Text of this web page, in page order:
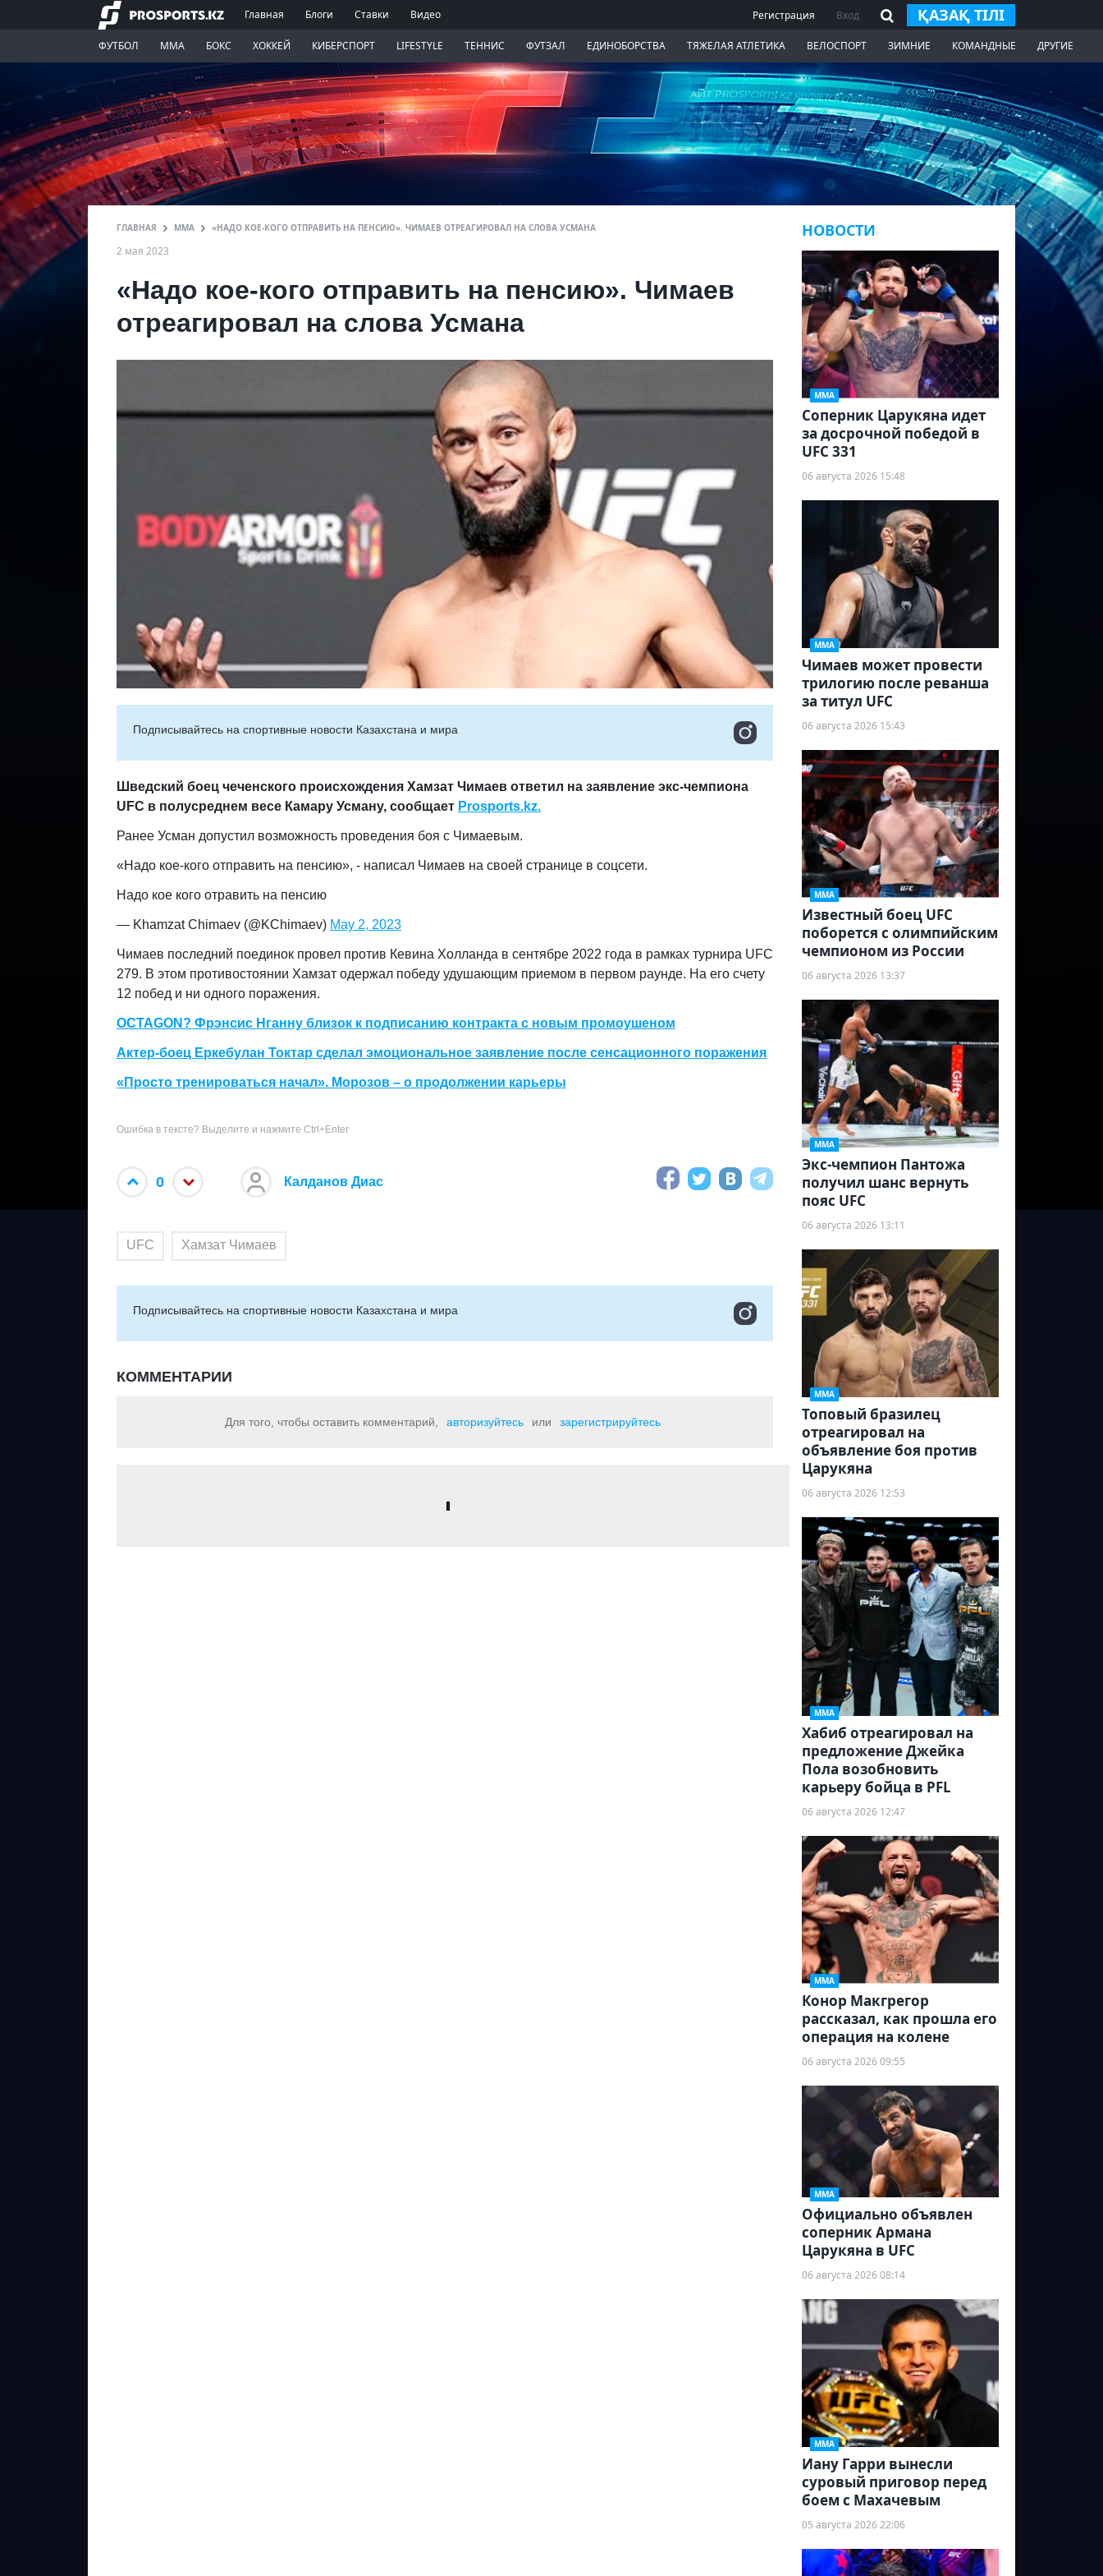
Главная Блоги Ставки Видео Регистрация Вход ҚАЗАҚ ТІЛІ
ФУТБОЛ ММА БОКС ХОККЕЙ КИБЕРСПОРТ LIFESTYLE ТЕННИС ФУТЗАЛ ЕДИНОБОРСТВА ТЯЖЕЛАЯ АТЛЕТИКА ВЕЛОСПОРТ ЗИМНИЕ КОМАНДНЫЕ ДРУГИЕ
ГЛАВНАЯ ММА «НАДО КОЕ-КОГО ОТПРАВИТЬ НА ПЕНСИЮ». ЧИМАЕВ ОТРЕАГИРОВАЛ НА СЛОВА УСМАНА
2 мая 2023
«Надо кое-кого отправить на пенсию». Чимаев
отреагировал на слова Усмана
Подписывайтесь на cпортивные новости Казахстана и мира
Шведский боец чеченского происхождения Хамзат Чимаев ответил на заявление экс-чемпиона
UFC в полусреднем весе Камару Усману, сообщает Prosports.kz.
Ранее Усман допустил возможность проведения боя с Чимаевым.
«Надo кое-кого отправить на пeнсию», - написал Чимаев на своей странице в соцсети.
Надо кое кого отравить на пенсию
— Khamzat Chimaev (@KChimaev) May 2, 2023
Чимаев последний поединок провел против Кевина Холланда в сентябре 2022 года в рамках турнира UFC
279. В этом противостоянии Хамзат одержал победу удушающим приемом в первом раунде. На его счету
12 побед и ни одного поражения.
OCTAGON? Фрэнсис Нганну близок к подписанию контракта с новым промоушеном
Актер-боец Еркебулан Токтар сделал эмоциональное заявление после сенсационного поражения
«Просто тренироваться начал». Морозов – о продолжении карьеры
Ошибка в тексте? Выделите и нажмите Ctrl+Enter
0 Калданов Диас
UFC Хамзат Чимаев
Подписывайтесь на cпортивные новости Казахстана и мира
КОММЕНТАРИИ
Для того, чтобы оставить комментарий, авторизуйтесь или зарегистрируйтесь
НОВОСТИ
ММА
Соперник Царукяна идет
за досрочной победой в
UFC 331
06 августа 2026 15:48
ММА
Чимаев может провести
трилогию после реванша
за титул UFC
06 августа 2026 15:43
ММА
Известный боец UFC
поборется с олимпийским
чемпионом из России
06 августа 2026 13:37
ММА
Экс-чемпион Пантожа
получил шанс вернуть
пояс UFC
06 августа 2026 13:11
ММА
Топовый бразилец
отреагировал на
объявление боя против
Царукяна
06 августа 2026 12:53
ММА
Хабиб отреагировал на
предложение Джейка
Пола возобновить
карьеру бойца в PFL
06 августа 2026 12:47
ММА
Конор Макгрегор
рассказал, как прошла его
операция на колене
06 августа 2026 09:55
ММА
Официально объявлен
соперник Армана
Царукяна в UFC
06 августа 2026 08:14
ММА
Иану Гарри вынесли
суровый приговор перед
боем с Махачевым
05 августа 2026 22:06